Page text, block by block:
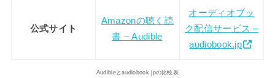
公式サイト
Amazonの聴く読
書 – Audible
オーディオブッ
ク配信サービス –
audiobook.jp
Audibleとaudiobook.jpの比較表